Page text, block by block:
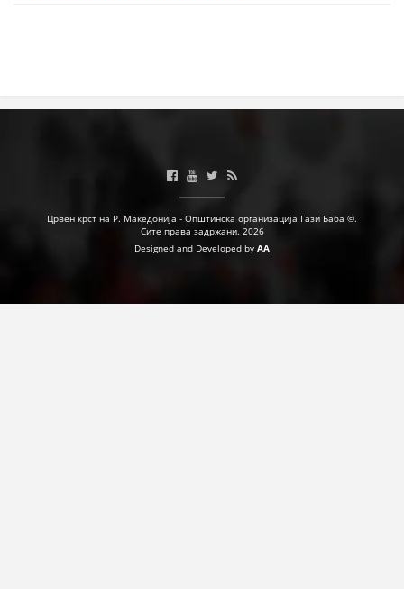
ЗДРАВСТВЕНО ПРЕВЕНТИВНА ДЕЈНОСТ
ПРВА ПОМОШ
КРВОДАРИТЕЛСТВО
МЕНАЏМЕНТ НА ВОЛОНТЕРИ
Црвен крст на Р. Македонија - Општинска организација Гази Баба ©.
Сите права задржани. 2026
Designed and Developed by AA